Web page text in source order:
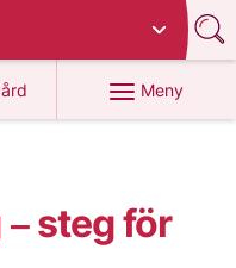
Meny
steg för